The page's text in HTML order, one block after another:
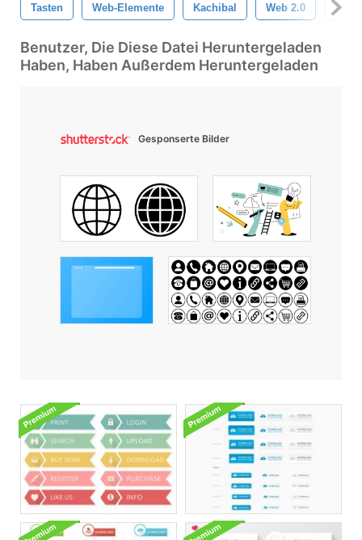
Tasten Web-Elemente Kachibal Web 2.0 Frei
Benutzer, Die Diese Datei Heruntergeladen
Haben, Haben Außerdem Heruntergeladen
Gesponserte Bilder